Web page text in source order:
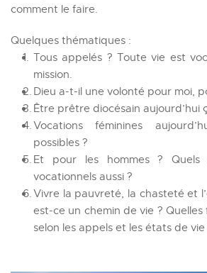
comment le faire.
Quelques thématiques :
Tous appelés ? Toute vie est
mission.
Dieu a-t-il une volonté pour moi,
Être prêtre diocésain aujourd’hui
Vocations féminines
possibles ?
Et pour les hommes ? Quels
vocationnels aussi ?
Vivre la pauvreté, la chasteté et
est-ce un chemin de vie ?
selon les appels et les états de vie